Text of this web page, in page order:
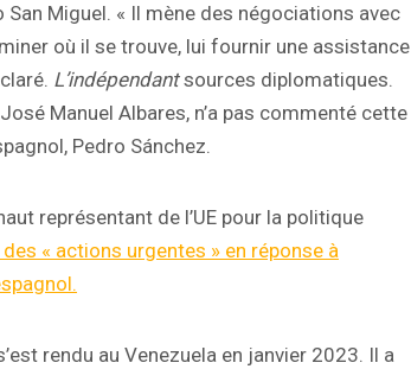
San Miguel. « Il mène des négociations avec
où il se trouve, lui fournir une assistance
L’indépendantsources diplomatiques.
Manuel Albares, n’a pas commenté cette
Pedro Sánchez.
représentant de l’UE pour la politique
des « actions urgentes » en réponse à
rendu au Venezuela en janvier 2023. Il a